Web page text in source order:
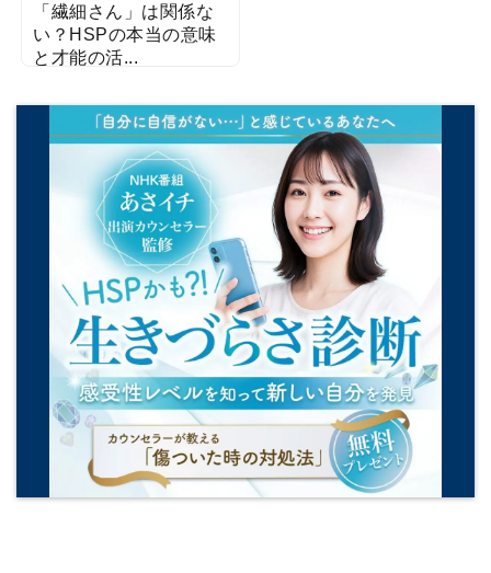
「繊細さん」は関係な
い？HSPの本当の意味
と才能の活...